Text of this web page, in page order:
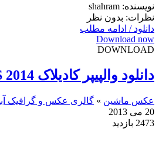
نویسنده: shahram
نظرات: بدون نظر
دانلود / ادامه مطلب
Download now
DOWNLOAD
دانلود والپیپر کادیلاک Cadillac CTS 2014
عکس ماشین » گالری عکس و گرافیک
20 می 2013
2473 بازدید